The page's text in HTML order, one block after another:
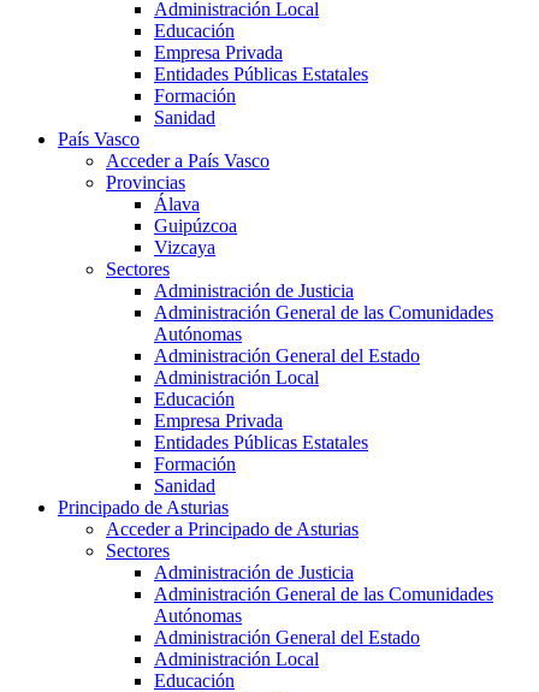
Administración Local
Educación
Empresa Privada
Entidades Públicas Estatales
Formación
Sanidad
País Vasco
Acceder a País Vasco
Provincias
Álava
Guipúzcoa
Vizcaya
Sectores
Administración de Justicia
Administración General de las Comunidades
Autónomas
Administración General del Estado
Administración Local
Educación
Empresa Privada
Entidades Públicas Estatales
Formación
Sanidad
Principado de Asturias
Acceder a Principado de Asturias
Sectores
Administración de Justicia
Administración General de las Comunidades
Autónomas
Administración General del Estado
Administración Local
Educación